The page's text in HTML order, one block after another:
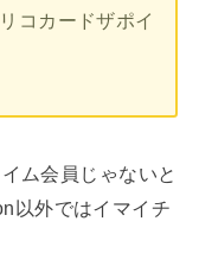
コカードザポイ
ム会員じゃないと
以外ではイマイチ